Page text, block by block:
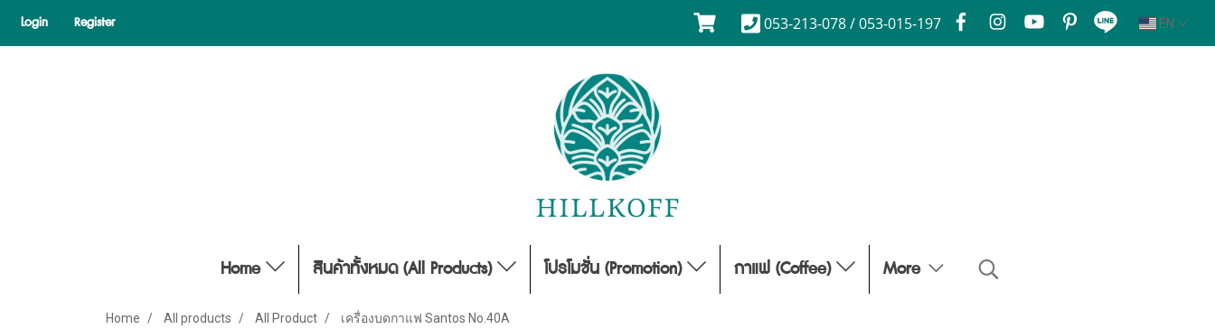
Login Register 053-213-078 / 053-015-197 EN
Home สินค้าทั้งหมด (All Products) โปรโมชั่น (Promotion) กาแฟ (Coffee) More
Home All products All Product เครื่องบดกาแฟ Santos No.40A